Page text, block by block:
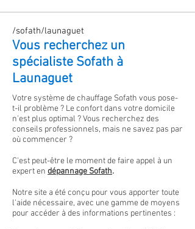
/sofath/launaguet
Vous recherchez un
spécialiste Sofath à
Launaguet
Votre système de chauffage Sofath vous pose-
t-il problème ? Le confort dans votre domicile
n'est plus optimal ?Vous recherchez des
conseils professionnels, mais ne savez pas par
où commencer ?
C'est peut-être le moment de faire appel à un
expert en dépannage Sofath.
Notre site a été conçu pour vous apporter toute
l'aide nécessaire, avec une gamme de moyens
pour accéder à des informations pertinentes :